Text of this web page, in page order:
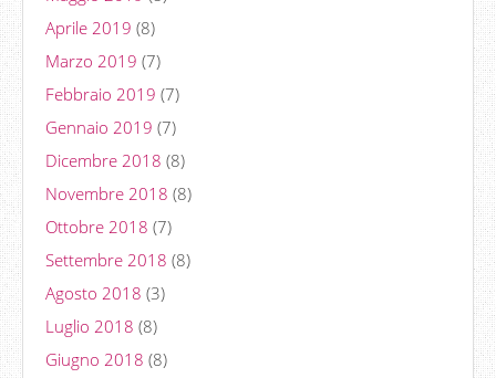
Aprile 2019 (8)
Marzo 2019 (7)
Febbraio 2019 (7)
Gennaio 2019 (7)
Dicembre 2018 (8)
Novembre 2018 (8)
Ottobre 2018 (7)
Settembre 2018 (8)
Agosto 2018 (3)
Luglio 2018 (8)
Giugno 2018 (8)